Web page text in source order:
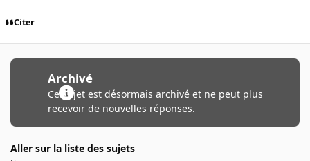
Citer
Archivé
Ce sujet est désormais archivé et ne peut plus
recevoir de nouvelles réponses.
Aller sur la liste des sujets